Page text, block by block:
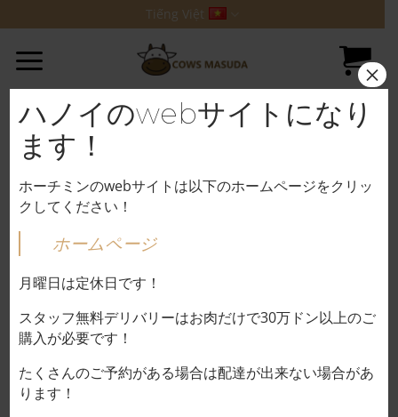
qua
nội
dung
Tiếng Việt
ハノイのwebサイトになり
ます！
ホーチミンのwebサイトは以下のホームページをクリッ
クしてください！
ホームページ
月曜日は定休日です！
スタッフ無料デリバリーはお肉だけで30万ドン以上のご
購入が必要です！
たくさんのご予約がある場合は配達が出来ない場合があ
ります！
×